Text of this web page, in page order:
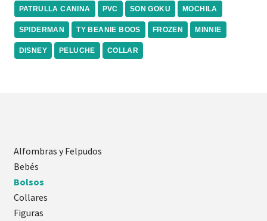
PATRULLA CANINA PVC SON GOKU MOCHILA
SPIDERMAN TY BEANIE BOOS FROZEN MINNIE
DISNEY PELUCHE COLLAR
Alfombras y Felpudos
Bebés
Bolsos
Collares
Figuras